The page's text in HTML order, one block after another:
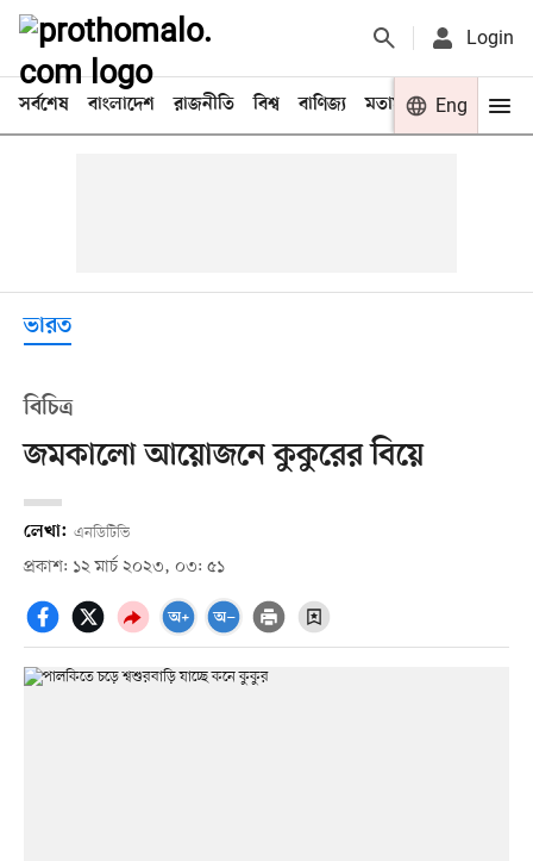
Login
সর্বশেষ বাংলাদেশ রাজনীতি বিশ্ব বাণিজ্য মতামত খেলা
Eng
ভারত
বিচিত্র
জমকালো আয়োজনে কুকুরের বিয়ে
লেখা: এনডিটিভি
প্রকাশ: ১২ মার্চ ২০২৩, ০৩: ৫১